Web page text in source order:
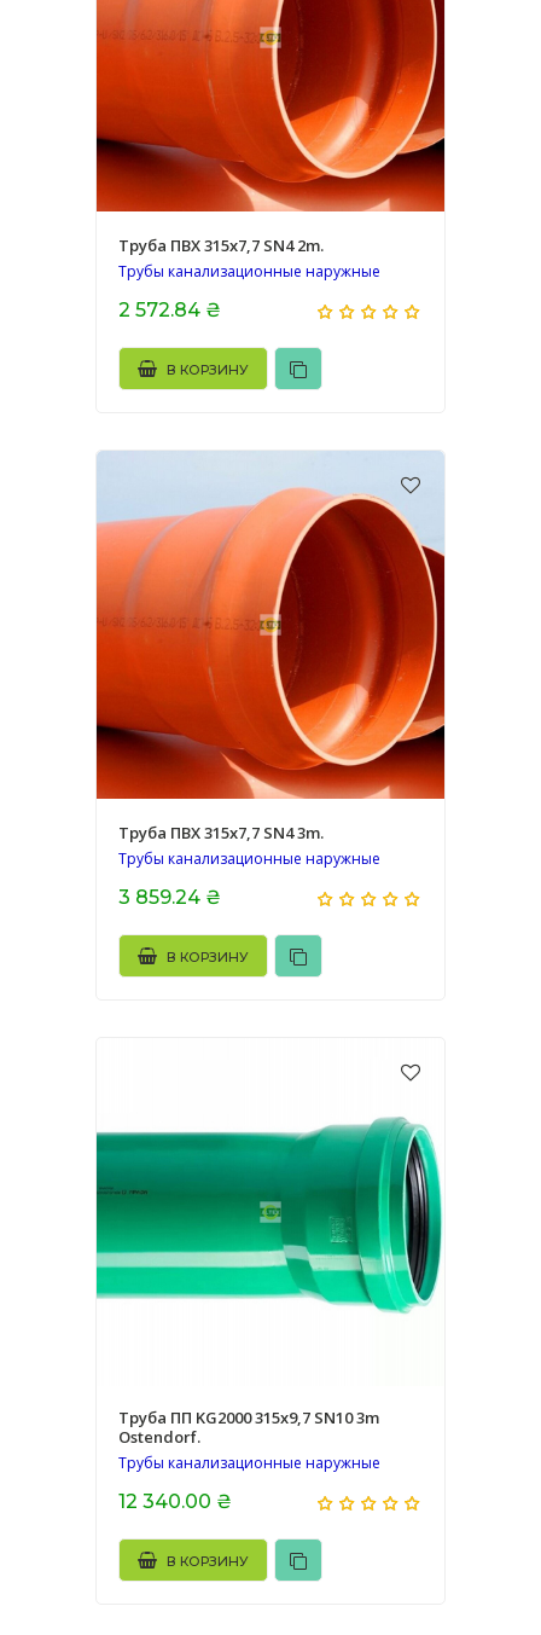
Труба ПВХ 315х7,7 SN4 2m.
Трубы канализационные наружные
2 572.84 ₴
В КОРЗИНУ
Труба ПВХ 315х7,7 SN4 3m.
Трубы канализационные наружные
3 859.24 ₴
В КОРЗИНУ
Труба ПП KG2000 315х9,7 SN10 3m
Ostendorf.
Трубы канализационные наружные
12 340.00 ₴
В КОРЗИНУ